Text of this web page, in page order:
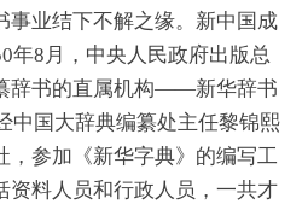
事业结下不解之缘。新中国成
年8月，中央人民政府出版总
辞书的直属机构——新华辞书
中国大辞典编纂处主任黎锦熙
，参加《新华字典》的编写工
资料人员和行政人员，一共才